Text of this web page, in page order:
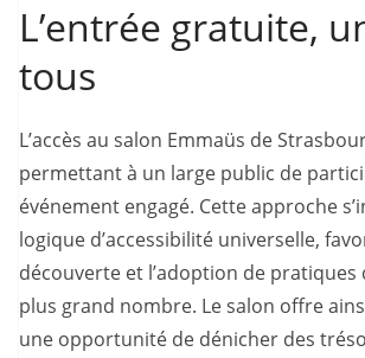
L’entrée gratuite,
tous
L’accès au salon Emmaüs de
permettant à un large public de
événement engagé. Cette approche
logique d’accessibilité universelle,
découverte et l’adoption de
plus grand nombre. Le salon offre
une opportunité de dénicher des